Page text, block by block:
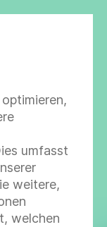
umfasst
weitere,
welchen